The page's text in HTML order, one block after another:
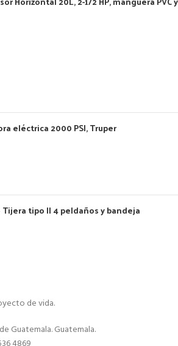
eléctrica 2000 PSI, Truper
Tijera tipo ll 4 peldaños y bandeja
de vida.
Guatemala. Guatemala.